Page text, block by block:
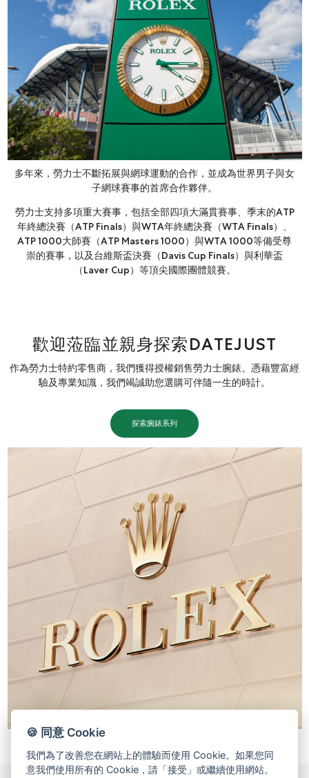
多年來，勞力士不斷拓展與網球運動的合作，並成為世界男子與女
子網球賽事的首席合作夥伴。
勞力士支持多項重大賽事，包括全部四項大滿貫賽事、季末的ATP
年終總決賽（ATP Finals）與WTA年終總決賽（WTA Finals）、
ATP 1000大師賽（ATP Masters 1000）與WTA 1000等備受尊
崇的賽事，以及台維斯盃決賽（Davis Cup Finals）與利華盃
（Laver Cup）等頂尖國際團體競賽。
歡迎蒞臨並親身探索DATEJUST
作為勞力士特約零售商，我們獲得授權銷售勞力士腕錶。憑藉豐富經
驗及專業知識，我們竭誠助您選購可伴隨一生的時計。
探索腕錶系列
🍪 同意 Cookie
我們為了改善您在網站上的體驗而使用 Cookie。如果您同
意我們使用所有的 Cookie，請「接受」或繼續使用網站。